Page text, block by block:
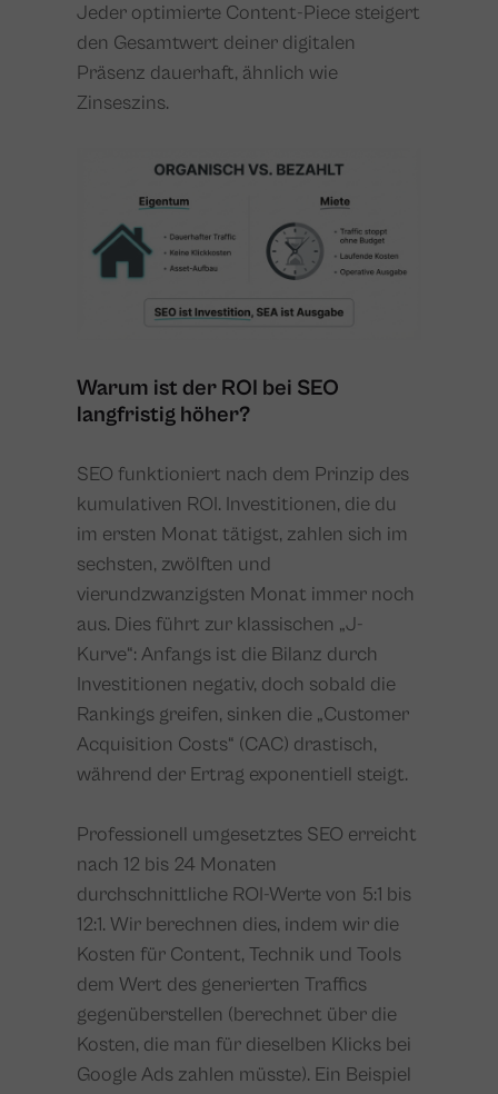
Jeder optimierte Content-Piece steigert
den Gesamtwert deiner digitalen
Präsenz dauerhaft, ähnlich wie
Zinseszins.
Warum ist der ROI bei SEO
langfristig höher?
SEO funktioniert nach dem Prinzip des
kumulativen ROI. Investitionen, die du
im ersten Monat tätigst, zahlen sich im
sechsten, zwölften und
vierundzwanzigsten Monat immer noch
aus. Dies führt zur klassischen „J-
Kurve“: Anfangs ist die Bilanz durch
Investitionen negativ, doch sobald die
Rankings greifen, sinken die „Customer
Acquisition Costs“ (CAC) drastisch,
während der Ertrag exponentiell steigt.
Professionell umgesetztes SEO erreicht
nach 12 bis 24 Monaten
durchschnittliche ROI-Werte von 5:1 bis
12:1. Wir berechnen dies, indem wir die
Kosten für Content, Technik und Tools
dem Wert des generierten Traffics
gegenüberstellen (berechnet über die
Kosten, die man für dieselben Klicks bei
Google Ads zahlen müsste). Ein Beispiel